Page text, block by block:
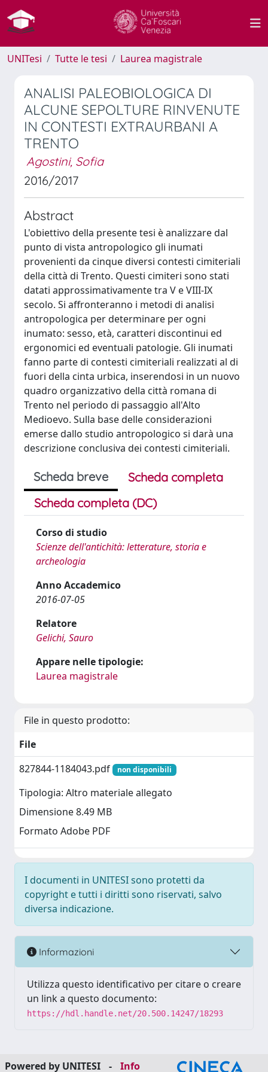
UNITesi Tutte le tesi Laurea magistrale
ANALISI PALEOBIOLOGICA DI
ALCUNE SEPOLTURE RINVENUTE
IN CONTESTI EXTRAURBANI A
TRENTO
Agostini, Sofia
2016/2017
Abstract
L'obiettivo della presente tesi è analizzare dal
punto di vista antropologico gli inumati
provenienti da cinque diversi contesti cimiteriali
della città di Trento. Questi cimiteri sono stati
datati approssimativamente tra V e VIII-IX
secolo. Si affronteranno i metodi di analisi
antropologica per determinare per ogni
inumato: sesso, età, caratteri discontinui ed
ergonomici ed eventuali patologie. Gli inumati
fanno parte di contesti cimiteriali realizzati al di
fuori della cinta urbica, inserendosi in un nuovo
quadro organizzativo della città romana di
Trento nel periodo di passaggio all'Alto
Medioevo. Sulla base delle considerazioni
emerse dallo studio antropologico si darà una
descrizione conclusiva dei contesti cimiteriali.
Scheda breve
Scheda completa
Scheda completa (DC)
Corso di studio
Scienze dell'antichità: letterature, storia e
archeologia
Anno Accademico
2016-07-05
Relatore
Gelichi, Sauro
Appare nelle tipologie:
Laurea magistrale
File in questo prodotto:
File
827844-1184043.pdf
non disponibili
Tipologia: Altro materiale allegato
Dimensione 8.49 MB
Formato Adobe PDF
I documenti in UNITESI sono protetti da
copyright e tutti i diritti sono riservati, salvo
diversa indicazione.
Informazioni
Utilizza questo identificativo per citare o creare
un link a questo documento:
https://hdl.handle.net/20.500.14247/18293
Powered by UNITESI - Info